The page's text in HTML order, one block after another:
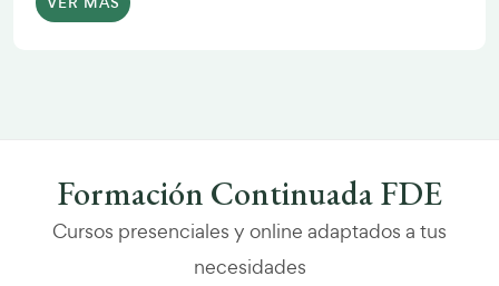
Formación Continuada FDE
Cursos presenciales y online adaptados a tus
necesidades